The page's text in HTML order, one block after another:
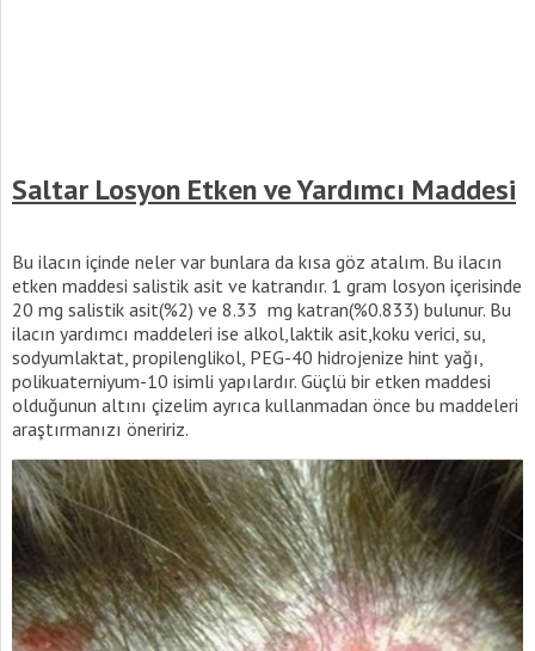
Saltar Losyon Etken ve Yardımcı Maddesi
Bu ilacın içinde neler var bunlara da kısa göz atalım. Bu ilacın
etken maddesi salistik asit ve katrandır. 1 gram losyon içerisinde
20 mg salistik asit(%2) ve 8.33 mg katran(%0.833) bulunur. Bu
ilacın yardımcı maddeleri ise alkol,laktik asit,koku verici, su,
sodyumlaktat, propilenglikol, PEG-40 hidrojenize hint yağı,
polikuaterniyum-10 isimli yapılardır. Güçlü bir etken maddesi
olduğunun altını çizelim ayrıca kullanmadan önce bu maddeleri
araştırmanızı öneririz.